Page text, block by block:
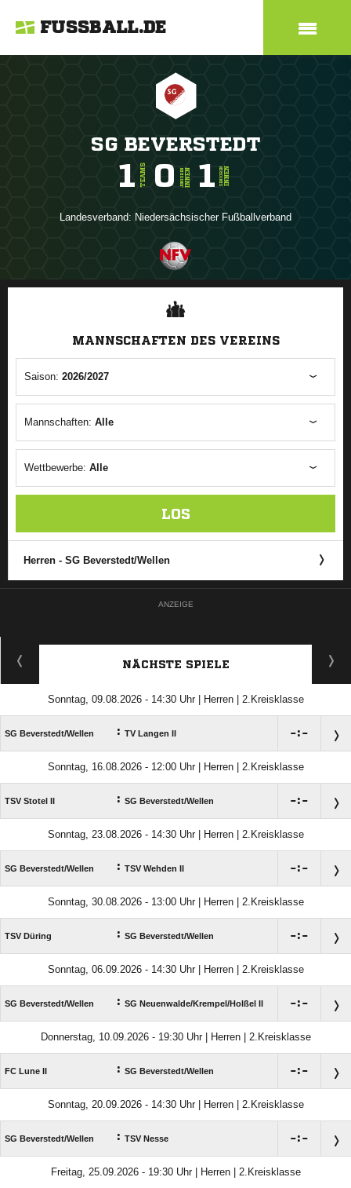
FUSSBALL.DE
SG BEVERSTEDT
1 TEAMS 0 JUNIORENINNEN 1 SENIORENINNEN
Landesverband: Niedersächsischer Fußballverband
ANZEIGE
MANNSCHAFTEN DES VEREINS
Saison: 2026/2027
Mannschaften: Alle
Wettbewerbe: Alle
LOS
Herren - SG Beverstedt/​Wellen
ANZEIGE
NÄCHSTE SPIELE
Sonntag, 09.08.2026 - 14:30 Uhr | Herren | 2.Kreisklasse
SG Beverstedt/​Wellen : TV Langen II :
Sonntag, 16.08.2026 - 12:00 Uhr | Herren | 2.Kreisklasse
TSV Stotel II : SG Beverstedt/​Wellen :
Sonntag, 23.08.2026 - 14:30 Uhr | Herren | 2.Kreisklasse
SG Beverstedt/​Wellen : TSV Wehden II :
Sonntag, 30.08.2026 - 13:00 Uhr | Herren | 2.Kreisklasse
TSV Düring : SG Beverstedt/​Wellen :
Sonntag, 06.09.2026 - 14:30 Uhr | Herren | 2.Kreisklasse
SG Beverstedt/​Wellen : SG Neuenwalde/​Krempel/​Holßel II :
Donnerstag, 10.09.2026 - 19:30 Uhr | Herren | 2.Kreisklasse
FC Lune II : SG Beverstedt/​Wellen :
Sonntag, 20.09.2026 - 14:30 Uhr | Herren | 2.Kreisklasse
SG Beverstedt/​Wellen : TSV Nesse :
Freitag, 25.09.2026 - 19:30 Uhr | Herren | 2.Kreisklasse